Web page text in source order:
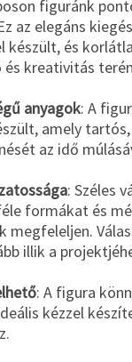
figuránk
az elegáns
készült, és
és kreativitás
anyagok: A
amely
az idő
: Széles
formákat és
megfeleljen.
illik a
: A figura
kézzel